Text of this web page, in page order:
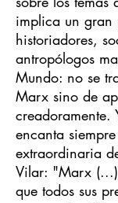
implica un gran
historiadores,
antropólogos
Mundo: no se
Marx sino de
creadoramente.
encanta
extraordinaria
Vilar: "Marx
que todos sus